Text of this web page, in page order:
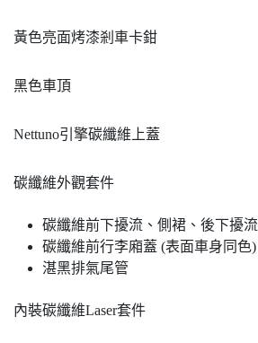
黃色亮面烤漆剎車卡鉗
黑色車頂
Nettuno引擎碳纖維上蓋
碳纖維外觀套件
碳纖維前下擾流、側裙、後下擾流
碳纖維前行李廂蓋 (表面車身同色)
湛黑排氣尾管
內裝碳纖維Laser套件